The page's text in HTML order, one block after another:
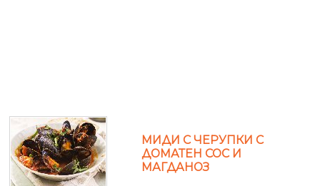
МИДИ С ЧЕРУПКИ С
ДОМАТЕН СОС И
МАГДАНОЗ